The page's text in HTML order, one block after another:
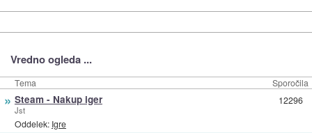
Vredno ogleda ...
Tema Sporočila
» Steam - Nakup iger
Jst
Oddelek: Igre
12296